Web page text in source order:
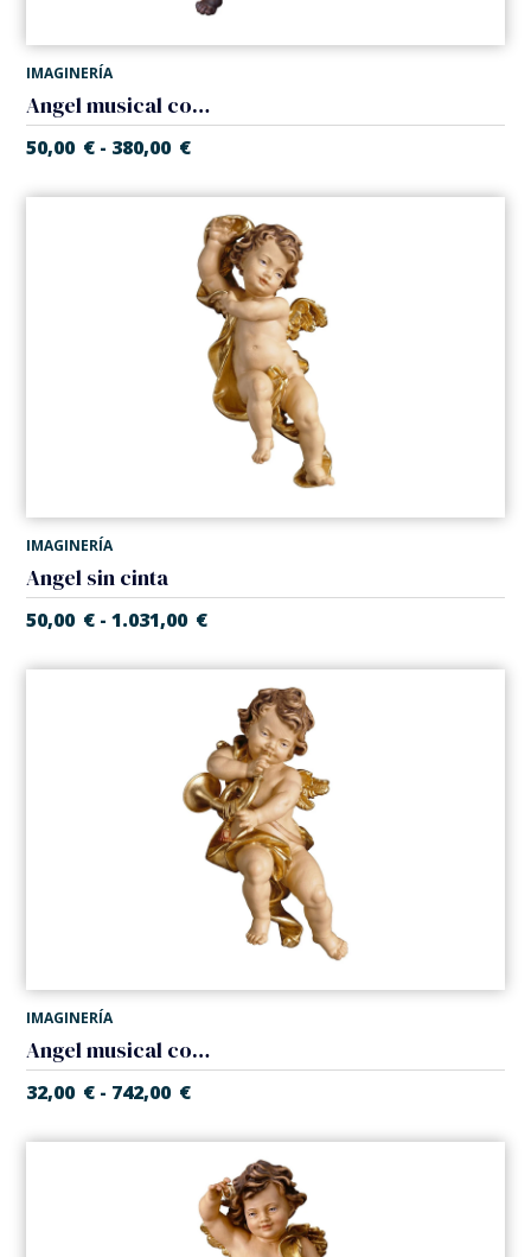
IMAGINERÍA
Angel musical con tambor
50,00 € - 380,00 €
IMAGINERÍA
Angel sin cinta
50,00 € - 1.031,00 €
IMAGINERÍA
Angel musical con cuerno
32,00 € - 742,00 €